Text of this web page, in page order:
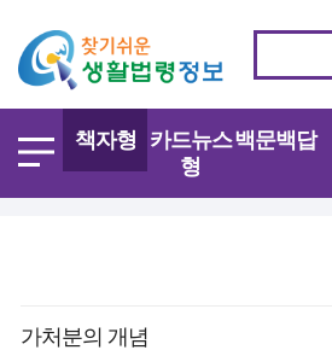
책자형
카드뉴스
형
백문백답
가처분의 개념